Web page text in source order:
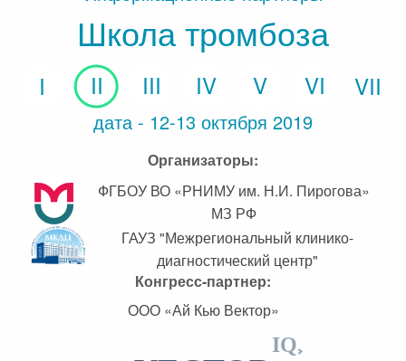
Школа тромбоза
дата - 12-13 октября 2019
Организаторы:
ФГБОУ ВО «РНИМУ им. Н.И. Пирогова»
МЗ РФ
ГАУЗ "Межрегиональный клинико-
диагностический центр"
Конгресс-партнер:
ООО «Ай Кью Вектор»